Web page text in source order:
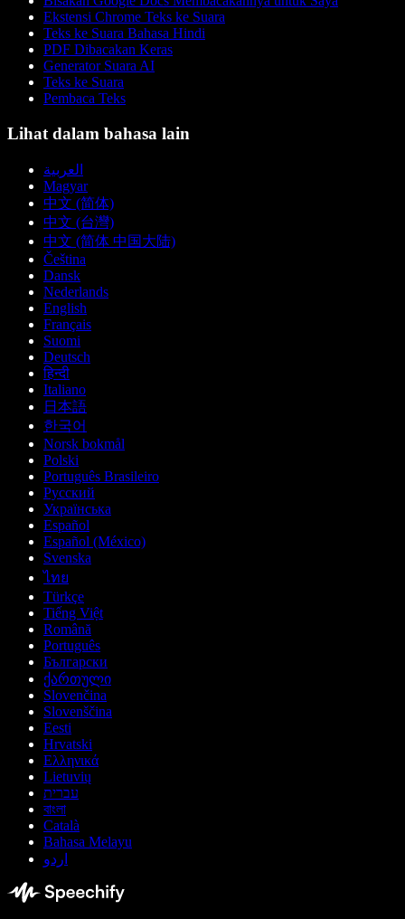
Ekstensi Chrome Teks ke Suara
Teks ke Suara Bahasa Hindi
PDF Dibacakan Keras
Generator Suara AI
Teks ke Suara
Pembaca Teks
Lihat dalam bahasa lain
العربية
Magyar
中文 (简体)
中文 (台灣)
中文 (简体 中国大陆)
Čeština
Dansk
Nederlands
English
Français
Suomi
Deutsch
हिन्दी
Italiano
日本語
한국어
Norsk bokmål
Polski
Português Brasileiro
Русский
Українська
Español
Español (México)
Svenska
ไทย
Türkçe
Tiếng Việt
Română
Português
Български
ქართული
Slovenčina
Slovenščina
Eesti
Hrvatski
Ελληνικά
Lietuvių
עברית
বাংলা
Català
Bahasa Melayu
اردو